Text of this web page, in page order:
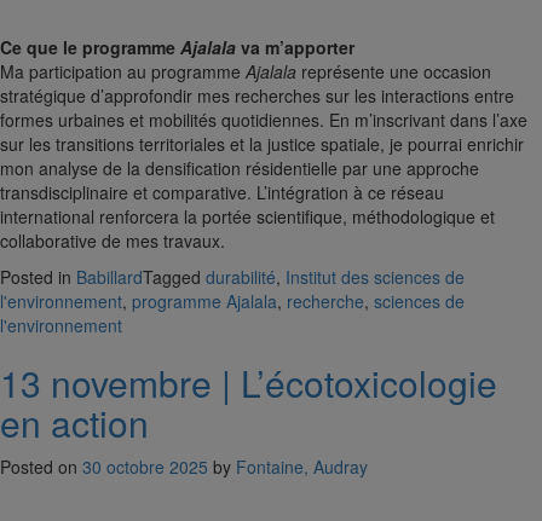
Ce que le programme Ajalala va m’apporter
Ma participation au programme Ajalala représente une occasion
stratégique d’approfondir mes recherches sur les interactions entre
formes urbaines et mobilités quotidiennes. En m’inscrivant dans l’axe
sur les transitions territoriales et la justice spatiale, je pourrai enrichir
mon analyse de la densification résidentielle par une approche
transdisciplinaire et comparative. L’intégration à ce réseau
international renforcera la portée scientifique, méthodologique et
collaborative de mes travaux.
Posted in BabillardTagged durabilité, Institut des sciences de
l'environnement, programme Ajalala, recherche, sciences de
l'environnement
13 novembre | L’écotoxicologie
en action
Posted on 30 octobre 2025 by Fontaine, Audray